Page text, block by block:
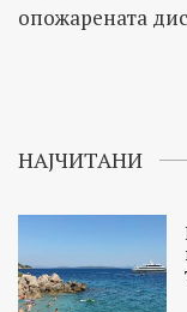
опожарената
НАЈЧИТАНИ